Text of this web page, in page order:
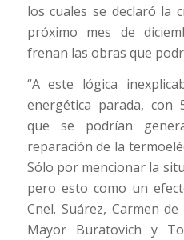
los cuales se declaró la
próximo mes de
frenan las obras que
“A este lógica
energética parada, con
que se podrían
reparación de la
Sólo por mencionar la
pero esto como un
Cnel. Suárez, Carmen
Mayor Buratovich y